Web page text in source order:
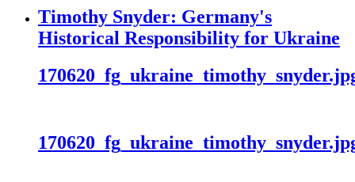
Timothy Snyder: Germany's
Historical Responsibility for Ukraine